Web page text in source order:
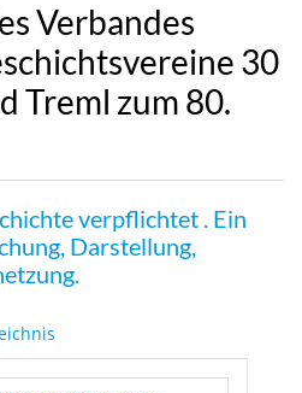
Verbandes
30
Treml zum 80.
verpflichtet . Ein
Darstellung,